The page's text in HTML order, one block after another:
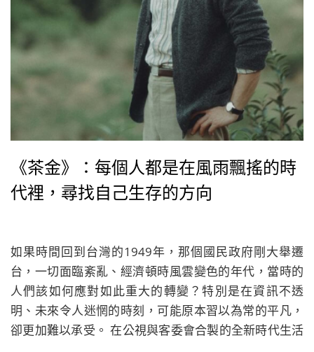
《茶金》：每個人都是在風雨飄搖的時
代裡，尋找自己生存的方向
如果時間回到台灣的1949年，那個國民政府剛大舉遷
台，一切面臨紊亂、經濟頓時風雲變色的年代，當時的
人們該如何應對如此重大的轉變？特別是在資訊不透
明、未來令人迷惘的時刻，可能原本習以為常的平凡，
卻更加難以承受。 在公視與客委會合製的全新時代生活